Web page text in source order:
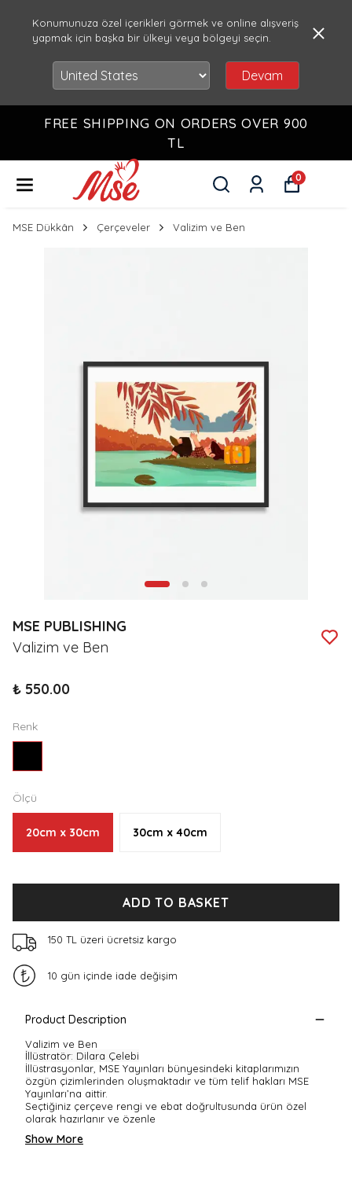
Konumunuza özel içerikleri görmek ve online alışveriş
yapmak için başka bir ülkeyi veya bölgeyi seçin.
Devam
FREE SHIPPING ON ORDERS OVER 900
TL
0
MSE Dükkân Çerçeveler Valizim ve Ben
MSE PUBLISHING
Valizim ve Ben
₺ 550.00
Renk
Ölçü
20cm x 30cm 30cm x 40cm
ADD TO BASKET
150 TL üzeri ücretsiz kargo
10 gün içinde iade değişim
Product Description
Valizim ve Ben
İllüstratör: Dilara Çelebi
İllüstrasyonlar, MSE Yayınları bünyesindeki kitaplarımızın
özgün çizimlerinden oluşmaktadır ve tüm telif hakları MSE
Yayınları’na aittir.
Seçtiğiniz çerçeve rengi ve ebat doğrultusunda ürün özel
olarak hazırlanır ve özenle
Show More